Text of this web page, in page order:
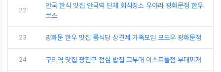
22
안국 한식 맛집 안국역 단체 회식장소 우아라 광화문점 한우
코스
23 광화문 한우 맛집 룸식당 상견례 가족모임 모도우 광화문점
24 구의역 맛집 광진구 점심 밥집 고부대 이스트폴점 부대찌개